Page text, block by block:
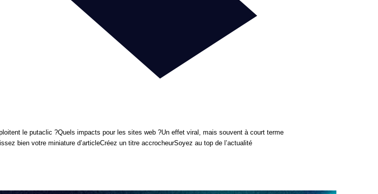
le putaclic ?Quels impacts pour les sites web ?Un effet viral, mais souvent à court terme
bien votre miniature d’articleCréez un titre accrocheurSoyez au top de l’actualité